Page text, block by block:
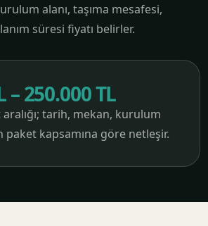
alanı, taşıma mesafesi,
süresi fiyatı belirler.
– 250.000 TL
tarih, mekan, kurulum
paket kapsamına göre netleşir.